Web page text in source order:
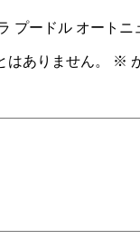
プードル オート
ありません。 ※